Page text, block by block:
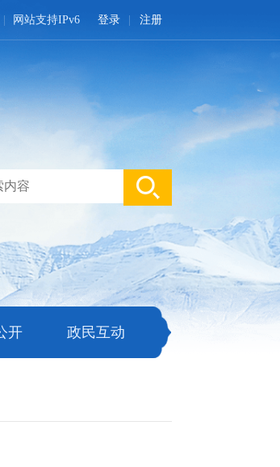
登录 注册
网站支持IPv6
开 政民互动